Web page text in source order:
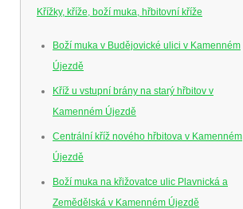
Křížky, kříže, boží muka, hřbitovní kříže
Boží muka v Budějovické ulici v Kamenném
Újezdě
Kříž u vstupní brány na starý hřbitov v
Kamenném Újezdě
Centrální kříž nového hřbitova v Kamenném
Újezdě
Boží muka na křižovatce ulic Plavnická a
Zemědělská v Kamenném Újezdě